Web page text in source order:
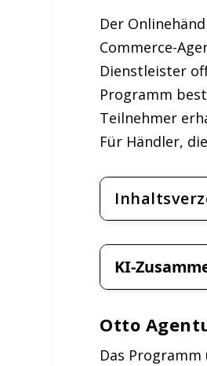
Der
Commerce-
Dienstleister
Programm
Teilnehmer
Für Händler,
KI-
Otto
Das